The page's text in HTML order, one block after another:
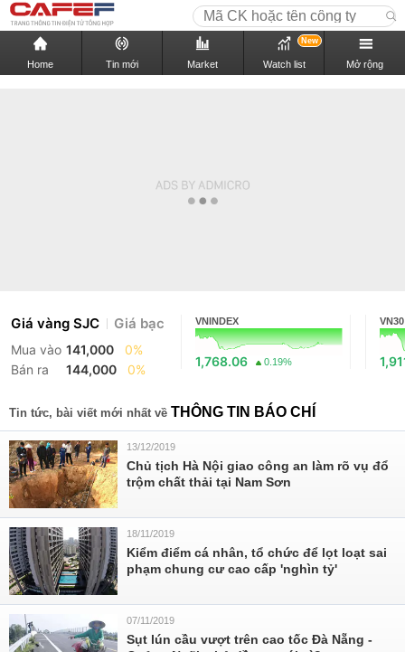
Home Tin mới Market Watch list
New
Mở rộng
Giá vàng SJC Giá bạc
Mua vào 141,000
0%
Bán ra
144,000 0%
VNINDEX
1,768.06 0.19%
VN30
Tin tức, bài viết mới nhất về THÔNG TIN BÁO CHÍ
13/12/2019
Chủ tịch Hà Nội giao công an làm rõ vụ đổ
trộm chất thải tại Nam Sơn
18/11/2019
Kiểm điểm cá nhân, tổ chức để lọt loạt sai
phạm chung cư cao cấp 'nghìn tỷ'
07/11/2019
Sụt lún cầu vượt trên cao tốc Đà Nẵng -